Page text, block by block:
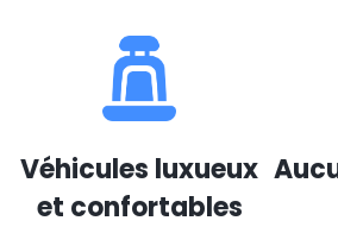
Véhicules luxueux
et confortables